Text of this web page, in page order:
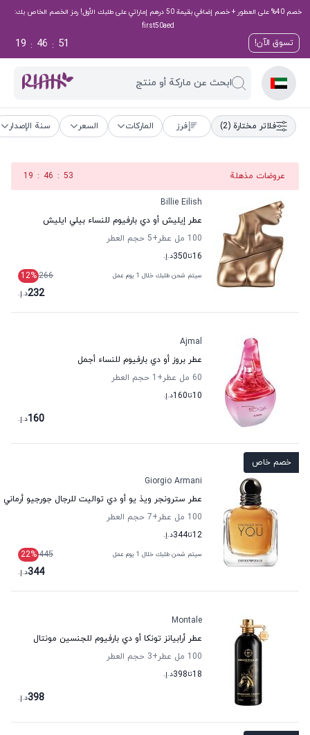
خصم 40% على العطور + خصم إضافي بقيمة 50 درهم إماراتي على طلبك الأول! رمز الخصم الخاص بك:
first50aed
تسوق الآن! 50
:
46
:
19
ابحث عن ماركة أو منتج
فلاتر مختارة (2) فرز الماركات السعر سنة الإصدار
عروضات مذهلة 53
:
46
:
19
Billie Eilish
عطر إيليش أو دي بارفيوم للنساء بيلي ايليش
100 مل عطر
+5
حجم العطر
16تا350د.إ.
سيتم شحن طلبك خلال 1 يوم عمل 266
12%
232د.إ.
Ajmal
عطر بروز أو دي بارفيوم للنساء أجمل
60 مل عطر
+1
حجم العطر
10تا160د.إ.
160د.إ.
خصم خاص
Giorgio Armani
عطر سترونجر ويذ يو أو دي تواليت للرجال جورجيو أرماني
100 مل عطر
+7
حجم العطر
12تا344د.إ.
سيتم شحن طلبك خلال 1 يوم عمل 445
22%
344د.إ.
Montale
عطر أرابيانز تونكا أو دي بارفيوم للجنسين مونتال
100 مل عطر
+3
حجم العطر
18تا398د.إ.
398د.إ.